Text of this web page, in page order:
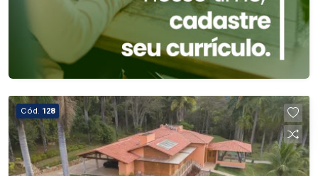
Cód. 128